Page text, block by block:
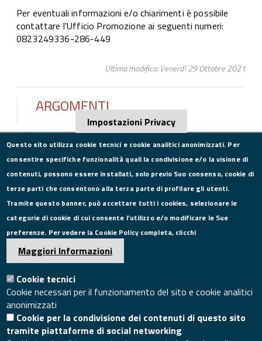
Per eventuali informazioni e/o chiarimenti è possibile
contattare l'Ufficio Promozione ai seguenti numeri:
0823249336-286-449
Ultima modifica: Venerdì 29 Ottobre 2021
ARGOMENTI
CONTATTI
Via Roma, 75, 81100 Caserta
Tel. 0823249111
Pec:camera.commercio.caserta@ce.legalmail.camcom.it
Email:info@ce.camcom.it
DATI PER LA FATTURAZIONE
P.I. 00908580616
C.F. 80004270619
Codice Univoco Ufficio UFXYA1
SEGUICI SU
Impostazioni Privacy
Questo sito utilizza cookie tecnici e cookie analitici anonimizzati. Per
consentire specifiche funzionalità quali la condivisione e/o la visione di
contenuti, possono essere installati, solo previo Suo consenso, cookie di
terze parti che consentono alla terza parte di profilare gli utenti.
Tramite questo banner, può accettare tutti i cookies, selezionare le
categorie di cookie di cui consente l’utilizzo e/o modificare le Sue
preferenze. Per vedere la Cookie Policy completa, clicchi
Maggiori Informazioni
Cookie tecnici
Cookie necessari per il funzionamento del sito e cookie analitici
anonimizzati
Cookie per la condivisione dei contenuti di questo sito
tramite piattaforme di social networking